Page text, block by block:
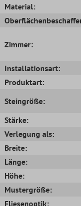
Material:
Zimmer:
Installationsart:
Produktart:
Steingröße:
Stärke:
Verlegung als:
Breite:
Länge:
Höhe:
Mustergröße:
Fliesenoptik: